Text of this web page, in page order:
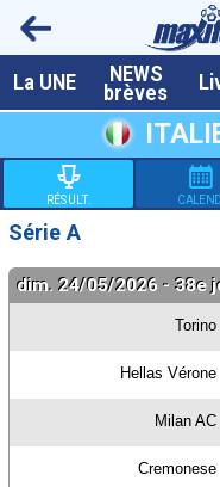
La UNE NEWS
brèves
RÉSULT.
Série A
dim. 24/05/2026 - 38e
Torino
Hellas Vérone
Milan AC
Cremonese
A la UNE
Dernières brèves
Live / Matchs en direct
Résultats et Classements
Programme TV foot
Tableau transferts L1
Taille de la police